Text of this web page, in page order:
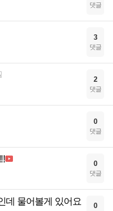
댓글
3
댓글
2
댓글
0
댓글
0
댓글
데 물어볼게 있어요 0